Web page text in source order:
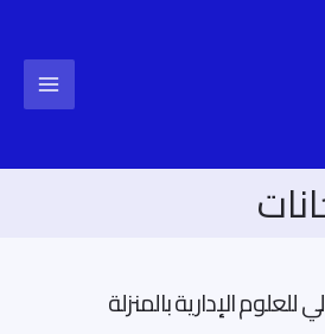
Main
للعلوم الإدارية بالمنزلة